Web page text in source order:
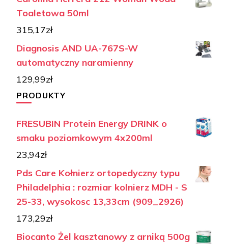
Toaletowa 50ml
315,17zł
Diagnosis AND UA-767S-W
automatyczny naramienny
129,99zł
PRODUKTY
FRESUBIN Protein Energy DRINK o
smaku poziomkowym 4x200ml
23,94zł
Pds Care Kołnierz ortopedyczny typu
Philadelphia : rozmiar kolnierz MDH - S
25-33, wysokosc 13,33cm (909_2926)
173,29zł
Biocanto Żel kasztanowy z arniką 500g